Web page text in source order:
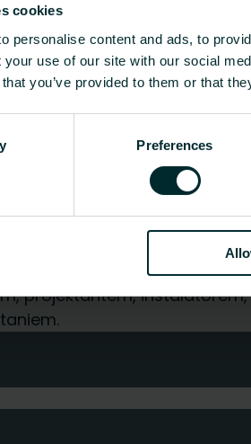
cookies
personalise content and ads, to
your use of our site with our social
you’ve provided to them or that
Preferences
- typ: 22; H=300-900 - (1szt.)
- typ: 21; H=300-900 - (1szt.)
- typ: 22; H=300-900 - (1szt.)
- typ: 21; H=300-900 - (1szt.)
- typ: 11; H=300-900 - (1szt.) -
projektantem,